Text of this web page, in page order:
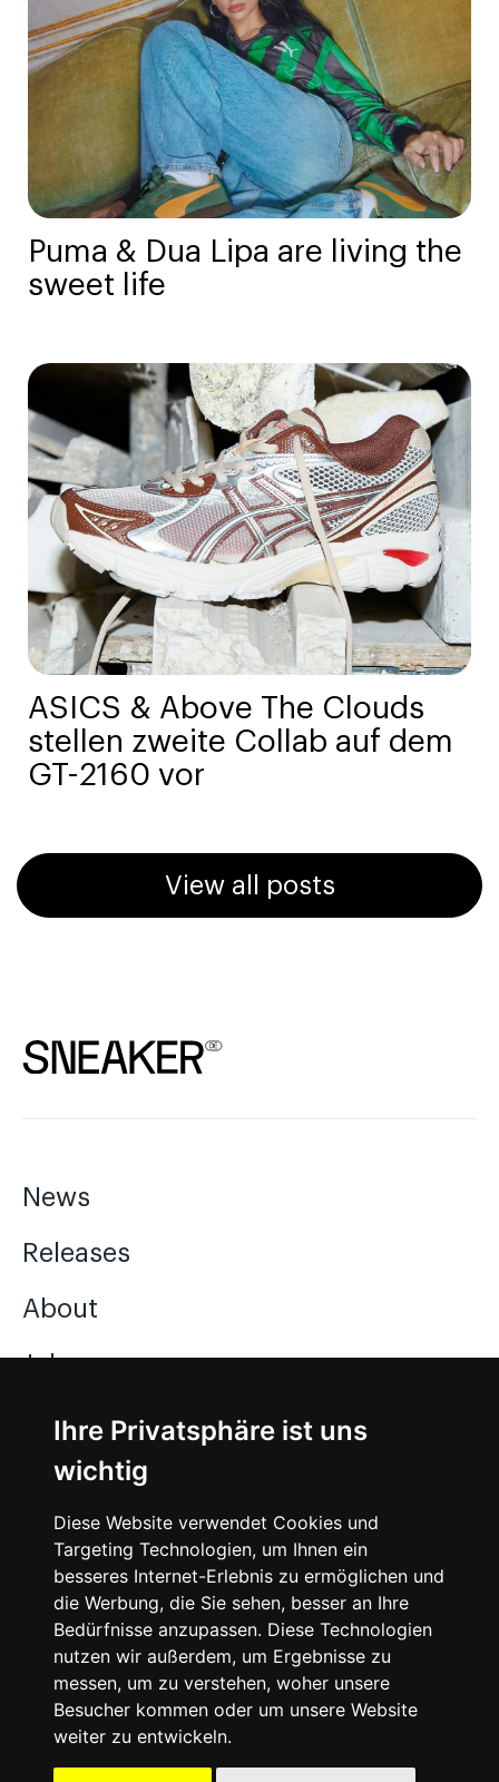
Ihre Privatsphäre ist uns
wichtig
Diese Website verwendet Cookies und
Targeting Technologien, um Ihnen ein
besseres Internet-Erlebnis zu ermöglichen und
die Werbung, die Sie sehen, besser an Ihre
Bedürfnisse anzupassen. Diese Technologien
nutzen wir außerdem, um Ergebnisse zu
messen, um zu verstehen, woher unsere
Besucher kommen oder um unsere Website
weiter zu entwickeln.
Puma & Dua Lipa are living the
sweet life
ASICS & Above The Clouds
stellen zweite Collab auf dem
GT-2160 vor
View all posts
News
Releases
About
Jobs
Instagram
Facebook
Vimeo
2026SNEAKERᴰᴱ
Impressum Datenschutz